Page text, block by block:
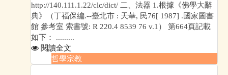
http://140.111.1.22/clc/dict/ 二、法器 1.根據《佛學大辭
典》（丁福保編.--臺北市 : 天華, 民76[ 1987] .國家圖書
館 參考室 索書號: R 220.4 8539 76 v.1） 第664頁記載
如下： .........
閱讀全文
哲學宗教